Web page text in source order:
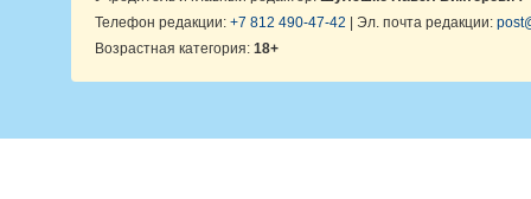
Телефон редакции: +7 812 490-47-42 | Эл. почта редакции:
Возрастная категория: 18+